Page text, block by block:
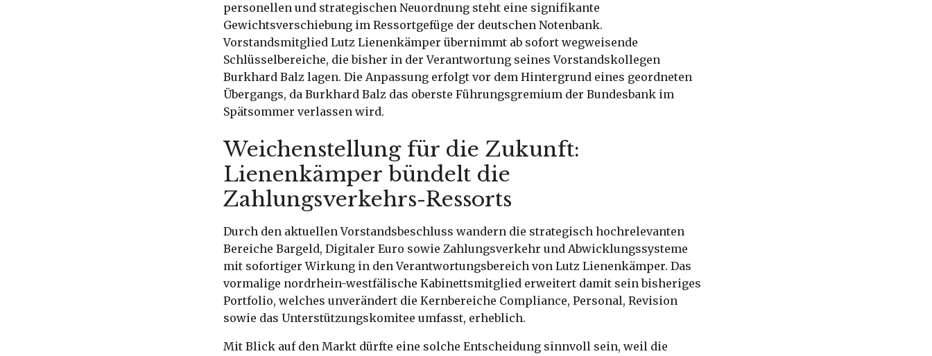
personellen und strategischen Neuordnung steht eine signifikante
Gewichtsverschiebung im Ressortgefüge der deutschen Notenbank.
Vorstandsmitglied Lutz Lienenkämper übernimmt ab sofort wegweisende
Schlüsselbereiche, die bisher in der Verantwortung seines Vorstandskollegen
Burkhard Balz lagen. Die Anpassung erfolgt vor dem Hintergrund eines geordneten
Übergangs, da Burkhard Balz das oberste Führungsgremium der Bundesbank im
Spätsommer verlassen wird.
Weichenstellung für die Zukunft:
Lienenkämper bündelt die
Zahlungsverkehrs-Ressorts
Durch den aktuellen Vorstandsbeschluss wandern die strategisch hochrelevanten
Bereiche Bargeld, Digitaler Euro sowie Zahlungsverkehr und Abwicklungssysteme
mit sofortiger Wirkung in den Verantwortungsbereich von Lutz Lienenkämper. Das
vormalige nordrhein-westfälische Kabinettsmitglied erweitert damit sein bisheriges
Portfolio, welches unverändert die Kernbereiche Compliance, Personal, Revision
sowie das Unterstützungskomitee umfasst, erheblich.
Mit Blick auf den Markt dürfte eine solche Entscheidung sinnvoll sein, weil die